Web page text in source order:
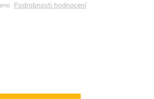
Podrobnosti hodnocení